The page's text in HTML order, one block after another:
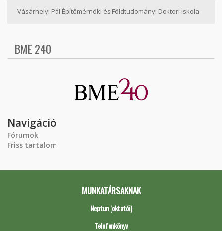
Vásárhelyi Pál Építőmérnöki és Földtudományi Doktori iskola
BME 240
Navigáció
Fórumok
Friss tartalom
MUNKATÁRSAKNAK
Neptun (oktatói)
Telefonkönyv